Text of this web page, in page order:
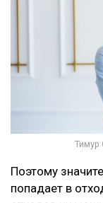
Тимур
Поэтому
попадает в